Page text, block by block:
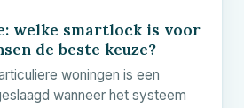
welke smartlock is voor
de beste keuze?
woningen is een
wanneer het systeem